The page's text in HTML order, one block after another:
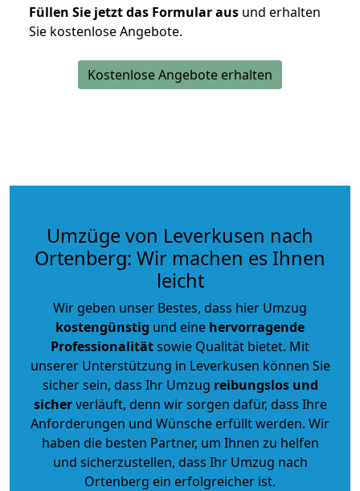
Füllen Sie jetzt das Formular aus und erhalten
Sie kostenlose Angebote.
Kostenlose Angebote erhalten
Umzüge von Leverkusen nach
Ortenberg: Wir machen es Ihnen
leicht
Wir geben unser Bestes, dass hier Umzug
kostengünstig und eine hervorragende
Professionalitätsowie Qualität bietet. Mit
unserer Unterstützung in Leverkusen können Sie
sicher sein, dass Ihr Umzug reibungslos und
sicherverläuft, denn wir sorgen dafür, dass Ihre
Anforderungen und Wünsche erfüllt werden. Wir
haben die besten Partner, um Ihnen zu helfen
und sicherzustellen, dass Ihr Umzug nach
Ortenberg ein erfolgreicher ist.